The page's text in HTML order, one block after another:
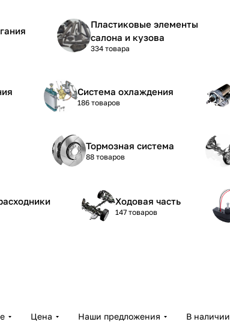
Пластиковые элементы
салона и кузова
334 товара
Система охлаждения
186 товаров
Тормозная система
88 товаров
Ходовая часть
147 товаров
Цена Наши предложения В наличии